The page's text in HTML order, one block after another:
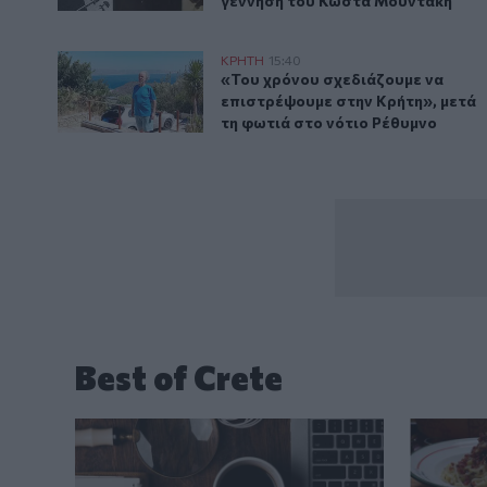
«Του χρόνου σχεδιάζουμε να επιστρέψουμε στην
ΚΡΗΤΗ 15:40
«Του χρόνου σχεδιάζουμε να
«Του χρόνου σχεδιάζουμε να
επιστρέψουμε στην Κρήτη», μετά
τη φωτιά στο νότιο Ρέθυμνο
Best of Crete